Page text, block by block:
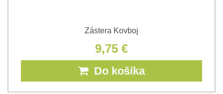
Zástera Kovboj
9,75 €
Do košíka